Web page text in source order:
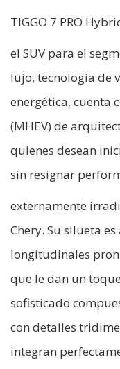
TIGGO 7 PRO
el SUV para el
lujo, tecnología de
energética, cuenta
(MHEV) de
quienes desean
sin resignar
externamente
Chery. Su silueta
longitudinales
que le dan un
sofisticado
con detalles
integran